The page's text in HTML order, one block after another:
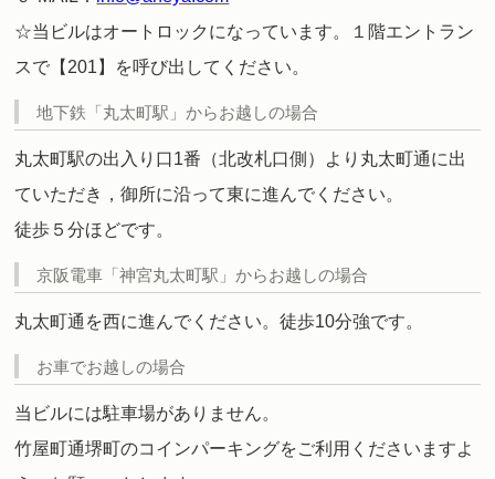
☆当ビルはオートロックになっています。１階エントラン
スで【201】を呼び出してください。
地下鉄「丸太町駅」からお越しの場合
丸太町駅の出入り口1番（北改札口側）より丸太町通に出
ていただき，御所に沿って東に進んでください。
徒歩５分ほどです。
京阪電車「神宮丸太町駅」からお越しの場合
丸太町通を西に進んでください。徒歩10分強です。
お車でお越しの場合
当ビルには駐車場がありません。
竹屋町通堺町のコインパーキングをご利用くださいますよ